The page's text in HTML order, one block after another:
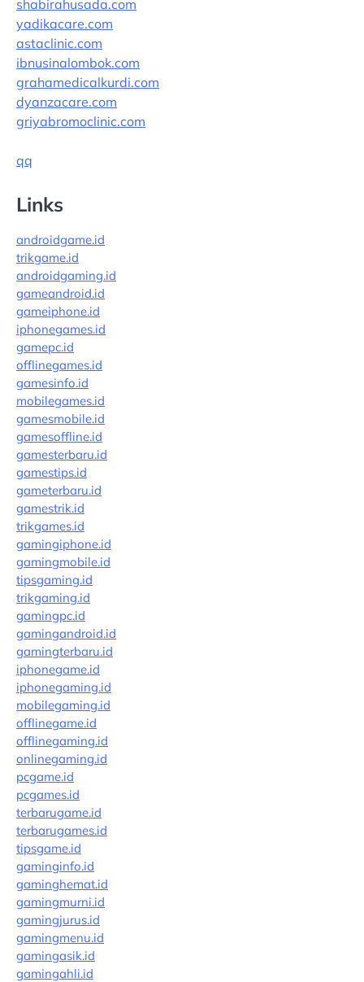
shabirahusada.com
yadikacare.com
astaclinic.com
ibnusinalombok.com
grahamedicalkurdi.com
dyanzacare.com
griyabromoclinic.com
qq
Links
androidgame.id
trikgame.id
androidgaming.id
gameandroid.id
gameiphone.id
iphonegames.id
gamepc.id
offlinegames.id
gamesinfo.id
mobilegames.id
gamesmobile.id
gamesoffline.id
gamesterbaru.id
gamestips.id
gameterbaru.id
gamestrik.id
trikgames.id
gamingiphone.id
gamingmobile.id
tipsgaming.id
trikgaming.id
gamingpc.id
gamingandroid.id
gamingterbaru.id
iphonegame.id
iphonegaming.id
mobilegaming.id
offlinegame.id
offlinegaming.id
onlinegaming.id
pcgame.id
pcgames.id
terbarugame.id
terbarugames.id
tipsgame.id
gaminginfo.id
gaminghemat.id
gamingmurni.id
gamingjurus.id
gamingmenu.id
gamingasik.id
gamingahli.id